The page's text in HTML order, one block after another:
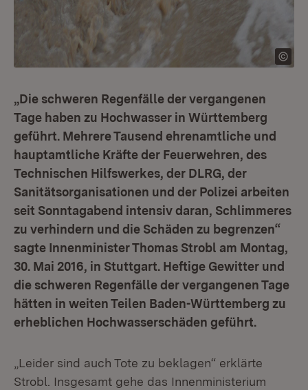
„Die schweren Regenfälle der vergangenen
Tage haben zu Hochwasser in Württemberg
geführt. Mehrere Tausend ehrenamtliche und
hauptamtliche Kräfte der Feuerwehren, des
Technischen Hilfswerkes, der DLRG, der
Sanitätsorganisationen und der Polizei arbeiten
seit Sonntagabend intensiv daran, Schlimmeres
zu verhindern und die Schäden zu begrenzen“
sagte Innenminister Thomas Strobl am Montag,
30. Mai 2016, in Stuttgart. Heftige Gewitter und
die schweren Regenfälle der vergangenen Tage
hätten in weiten Teilen Baden-Württemberg zu
erheblichen Hochwasserschäden geführt.
„Leider sind auch Tote zu beklagen“ erklärte
Strobl. Insgesamt gehe das Innenministerium